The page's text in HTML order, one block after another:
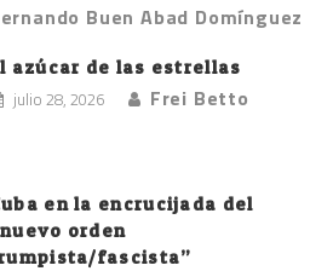
Buen Abad Domínguez
azúcar de las estrellas
julio 28, 2026 Frei Betto
en la encrucijada del
orden
fascista”